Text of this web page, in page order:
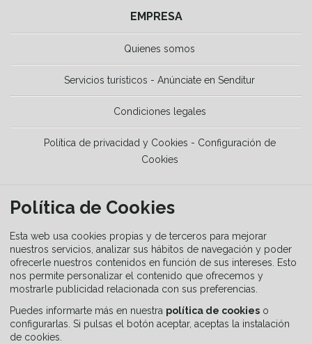
EMPRESA
Quienes somos
Servicios turísticos - Anúnciate en Senditur
Condiciones legales
Política de privacidad y Cookies - Configuración de
Cookies
HERRAMIENTAS
La Guía del senderista
Equipamiento
Guía de señalización
Política de Cookies
Esta web usa cookies propias y de terceros para mejorar
nuestros servicios, analizar sus hábitos de navegación y poder
ofrecerle nuestros contenidos en función de sus intereses. Esto
nos permite personalizar el contenido que ofrecemos y
mostrarle publicidad relacionada con sus preferencias.
Puedes informarte más en nuestra política de cookies o
configurarlas. Si pulsas el botón aceptar, aceptas la instalación
de cookies.